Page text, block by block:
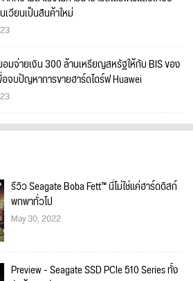
วียนเป็นสินค้าใหม่
มจ่ายเงิน 300 ล้านเหรียญสหรัฐให้กับ BIS ของ
อจบปัญหาการขายฮาร์ดไดร์ฟ Huawei
รีวิว Seagate Boba Fett™ นี่ไม่ใช่แค่ฮาร์ดดิสก์
พกพาทั่วไป
May 30, 2022
Preview - Seagate SSD PCIe 510 Series ทั้ง